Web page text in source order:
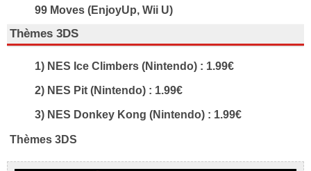
99 Moves (EnjoyUp, Wii U)
Thèmes 3DS
1) NES Ice Climbers (Nintendo) : 1.99€
2) NES Pit (Nintendo) : 1.99€
3) NES Donkey Kong (Nintendo) : 1.99€
Thèmes 3DS